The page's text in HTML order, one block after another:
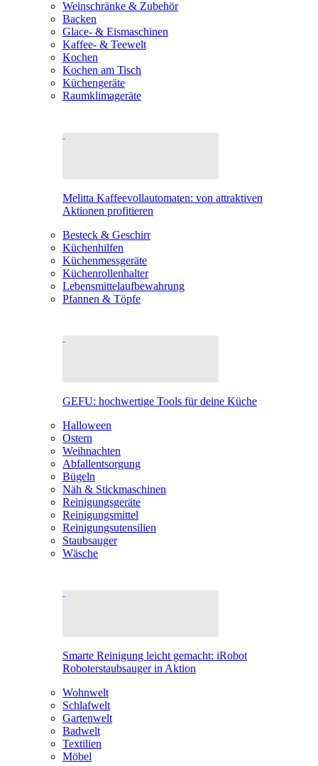
Weinschränke & Zubehör
Backen
Glace- & Eismaschinen
Kaffee- & Teewelt
Kochen
Kochen am Tisch
Küchengeräte
Raumklimageräte
Melitta Kaffeevollautomaten: von attraktiven
Aktionen profitieren
Besteck & Geschirr
Küchenhilfen
Küchenmessgeräte
Küchenrollenhalter
Lebensmittelaufbewahrung
Pfannen & Töpfe
GEFU: hochwertige Tools für deine Küche
Halloween
Ostern
Weihnachten
Abfallentsorgung
Bügeln
Näh & Stickmaschinen
Reinigungsgeräte
Reinigungsmittel
Reinigungsutensilien
Staubsauger
Wäsche
Smarte Reinigung leicht gemacht: iRobot
Roboterstaubsauger in Aktion
Wohnwelt
Schlafwelt
Gartenwelt
Badwelt
Textilien
Möbel